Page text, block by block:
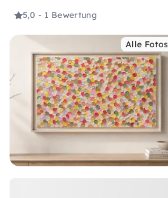
5,0 - 1 Bewertung
Alle Fotos